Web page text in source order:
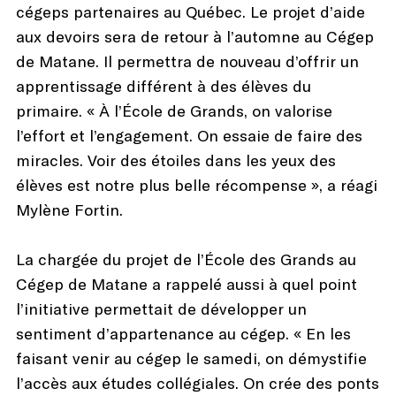
cégeps partenaires au Québec. Le projet d’aide
aux devoirs sera de retour à l’automne au Cégep
de Matane. Il permettra de nouveau d’offrir un
apprentissage différent à des élèves du
primaire. « À l’École de Grands, on valorise
l’effort et l’engagement. On essaie de faire des
miracles. Voir des étoiles dans les yeux des
élèves est notre plus belle récompense », a réagi
Mylène Fortin.
La chargée du projet de l’École des Grands au
Cégep de Matane a rappelé aussi à quel point
l’initiative permettait de développer un
sentiment d’appartenance au cégep. « En les
faisant venir au cégep le samedi, on démystifie
l’accès aux études collégiales. On crée des ponts